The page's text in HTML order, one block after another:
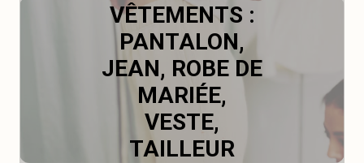
VÊTEMENTS :
PANTALON,
JEAN, ROBE DE
MARIÉE,
VESTE,
TAILLEUR